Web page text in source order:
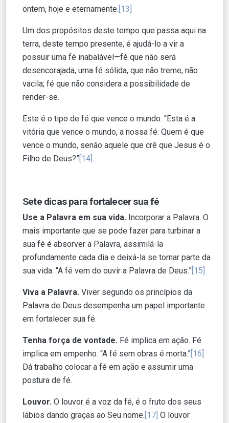
ontem, hoje e eternamente. [13]
Um dos propósitos deste tempo que passa aqui na
terra, deste tempo presente, é ajudá-lo a vir a
possuir uma fé inabalável—fé que não será
desencorajada, uma fé sólida, que não treme, não
vacila; fé que não considera a possibilidade de
render-se.
Este é o tipo de fé que vence o mundo. “Esta é a
vitória que vence o mundo, a nossa fé. Quem é que
vence o mundo, senão aquele que crê que Jesus é o
Filho de Deus?” [14]
Sete dicas para fortalecer sua fé
Use a Palavra em sua vida. Incorporar a Palavra. O
mais importante que se pode fazer para turbinar a
sua fé é absorver a Palavra, assimilá-la
profundamente cada dia e deixá-la se tornar parte da
sua vida. “A fé vem do ouvir a Palavra de Deus.” [15]
Viva a Palavra. Viver segundo os princípios da
Palavra de Deus desempenha um papel importante
em fortalecer sua fé.
Tenha força de vontade. Fé implica em ação. Fé
implica em empenho. “A fé sem obras é morta.” [16]
Dá trabalho colocar a fé em ação e assumir uma
postura de fé.
Louvor. O louvor é a voz da fé, é o fruto dos seus
lábios dando graças ao Seu nome. [17] O louvor